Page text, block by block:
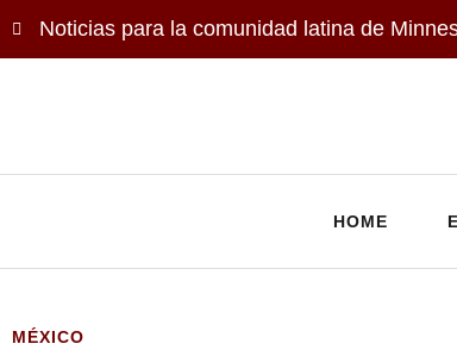
Noticias para la comunidad latina de
HOME
MÉXICO